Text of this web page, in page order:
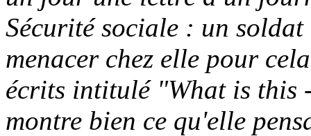
Sécurité sociale : un
menacer chez elle pour
écrits intitulé "What is this
montre bien ce qu'elle